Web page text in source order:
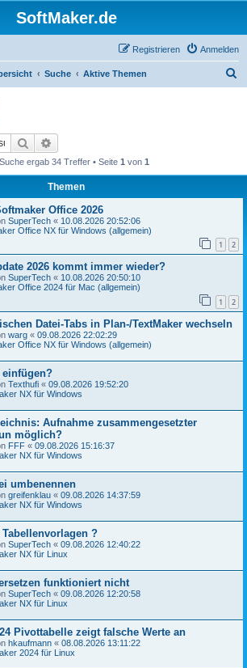
SoftMaker.de
Anmelden
Registrieren
Suche Aktive Themen
Suche
ergab 34 Treffer • Seite 1 von 1
Themen
Office 2026
SuperTech « 10.08.2026 20:52:06
Office NX für Windows (allgemein)
1 2
2026 kommt immer wieder?
SuperTech « 10.08.2026 20:50:10
Office 2024 für Mac (allgemein)
1 2
Datei-Tabs in Plan-/TextMaker wechseln
warg « 09.08.2026 22:02:29
Office NX für Windows (allgemein)
Texthufi « 09.08.2026 19:52:20
NX für Windows
Aufnahme zusammengesetzter
möglich?
FFF « 09.08.2026 15:16:37
NX für Windows
umbenennen
greifenklau « 09.08.2026 14:37:59
NX für Windows
?
SuperTech « 09.08.2026 12:40:22
NX für Linux
funktioniert nicht
SuperTech « 09.08.2026 12:20:58
NX für Linux
Pivottabelle zeigt falsche Werte an
hkaufmann « 08.08.2026 13:11:22
2024 für Linux